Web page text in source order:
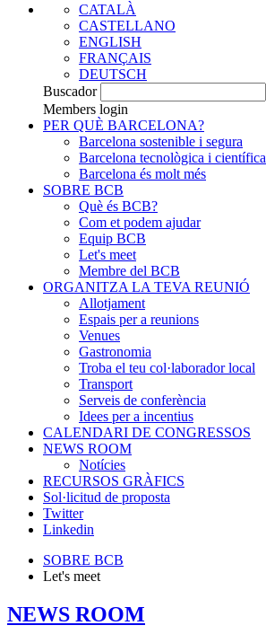
CATALÀ
CASTELLANO
ENGLISH
FRANÇAIS
DEUTSCH
Buscador
Members login
PER QUÈ BARCELONA?
Barcelona sostenible i segura
Barcelona tecnològica i científica
Barcelona és molt més
SOBRE BCB
Què és BCB?
Com et podem ajudar
Equip BCB
Let's meet
Membre del BCB
ORGANITZA LA TEVA REUNIÓ
Allotjament
Espais per a reunions
Venues
Gastronomia
Troba el teu col·laborador local
Transport
Serveis de conferència
Idees per a incentius
CALENDARI DE CONGRESSOS
NEWS ROOM
Notícies
RECURSOS GRÀFICS
Sol·licitud de proposta
Twitter
Linkedin
SOBRE BCB
Let's meet
NEWS ROOM